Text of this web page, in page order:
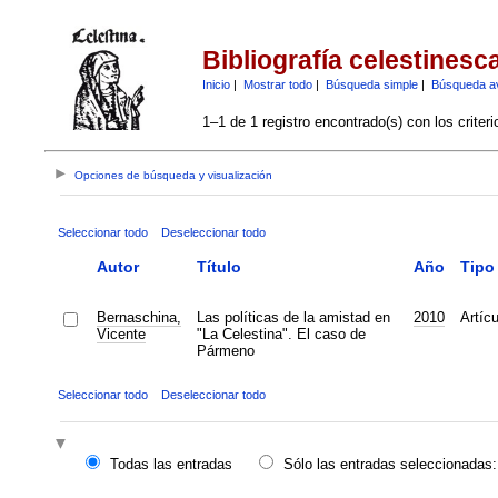
Bibliografía
Inicio| Mostrar todo| Búsqueda simple| Búsqueda
1–1 de 1 registro encontrado(s) con los
Opciones de búsqueda y visualización
Seleccionar todo Deseleccionar todo
Autor Título Año Tipo
Bernaschina,
Vicente
Las políticas de la amistad en
"La Celestina". El caso de
Pármeno
2010
Seleccionar todo Deseleccionar todo
Todas las entradas
Sólo las entradas seleccionadas: